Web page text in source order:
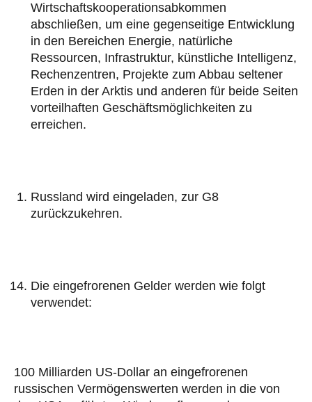
Wirtschaftskooperationsabkommen
abschließen, um eine gegenseitige Entwicklung
in den Bereichen Energie, natürliche
Ressourcen, Infrastruktur, künstliche Intelligenz,
Rechenzentren, Projekte zum Abbau seltener
Erden in der Arktis und anderen für beide Seiten
vorteilhaften Geschäftsmöglichkeiten zu
erreichen.
Russland wird eingeladen, zur G8
zurückzukehren.
Die eingefrorenen Gelder werden wie folgt
verwendet:
100 Milliarden US-Dollar an eingefrorenen
russischen Vermögenswerten werden in die von